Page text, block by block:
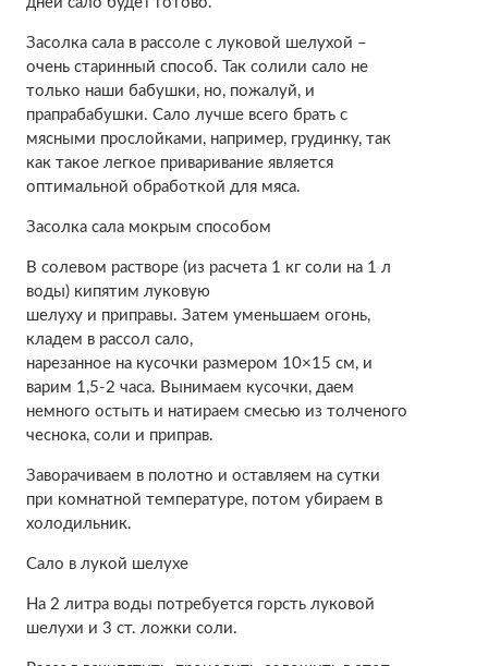
Засолка сала в рассоле с луковой шелухой –
очень старинный способ. Так солили сало не
только наши бабушки, но, пожалуй, и
прапрабабушки. Сало лучше всего брать с
мясными прослойками, например, грудинку, так
как такое легкое приваривание является
оптимальной обработкой для мяса.
Засолка сала мокрым способом
В солевом растворе (из расчета 1 кг соли на 1 л
воды) кипятим луковую
шелуху и приправы. Затем уменьшаем огонь,
кладем в рассол сало,
нарезанное на кусочки размером 10×15 см, и
варим 1,5-2 часа. Вынимаем кусочки, даем
немного остыть и натираем смесью из толченого
чеснока, соли и приправ.
Заворачиваем в полотно и оставляем на сутки
при комнатной температуре, потом убираем в
холодильник.
Сало в лукой шелухе
На 2 литра воды потребуется горсть луковой
шелухи и 3 ст. ложки соли.